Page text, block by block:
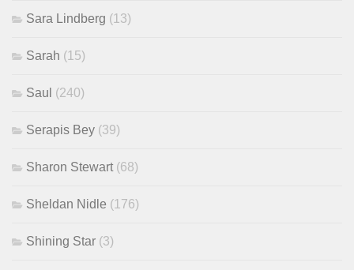
Sara Lindberg (13)
Sarah (15)
Saul (240)
Serapis Bey (39)
Sharon Stewart (68)
Sheldan Nidle (176)
Shining Star (3)